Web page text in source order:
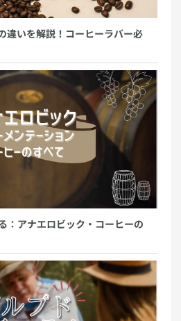
違いを解説！コーヒーラバー必
：アナエロビック・コーヒーの